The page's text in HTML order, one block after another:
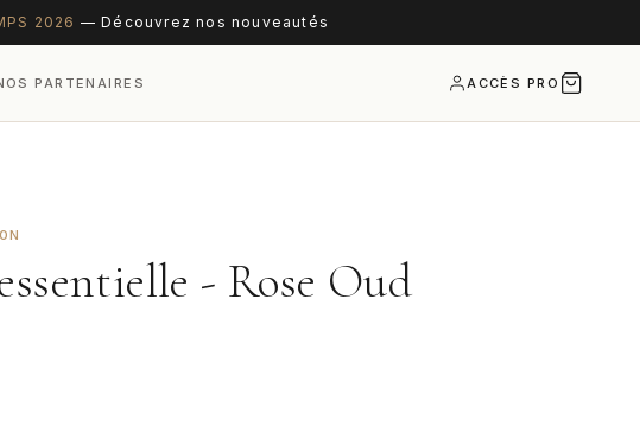
2026 — Découvrez nos nouveautés
PARTENAIRES ACCÈS PRO
- Rose Oud